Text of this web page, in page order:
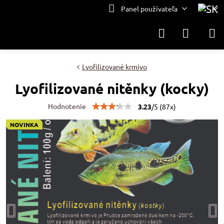
Panel používateľa
NOVINKA
Lyofilizované krmivo
Lyofilizované nitěnky (kocky)
Hodnotenie 3.23/5 (87x)